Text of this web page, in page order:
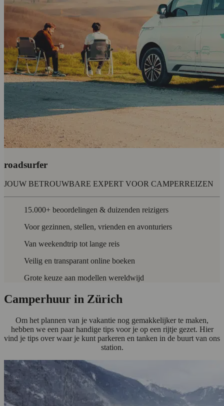
roadsurfer
JOUW BETROUWBARE EXPERT VOOR CAMPERREIZEN
15.000+ beoordelingen & duizenden reizigers
Voor gezinnen, stellen, vrienden en avonturiers
Van weekendtrip tot lange reis
Veilig en transparant online boeken
Grote keuze aan modellen wereldwijd
Camperhuur in Zürich
Om het plannen van je vakantie nog gemakkelijker te maken,
hebben we een paar handige tips voor je op een rijtje gezet. Hier
vind je tips over waar je kunt parkeren en tanken in de buurt van ons
station.